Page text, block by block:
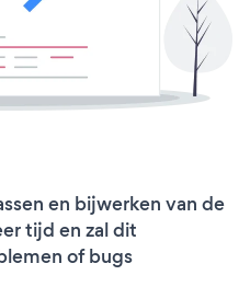
en bijwerken van de
tijd en zal dit
of bugs